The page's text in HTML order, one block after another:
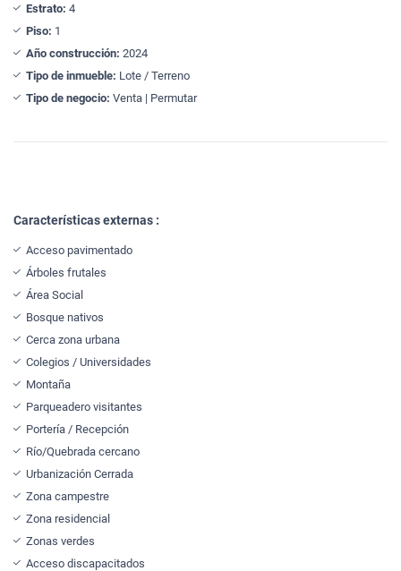
Estrato: 4
Piso: 1
Año construcción: 2024
Tipo de inmueble: Lote / Terreno
Tipo de negocio: Venta | Permutar
Características externas :
Acceso pavimentado
Árboles frutales
Área Social
Bosque nativos
Cerca zona urbana
Colegios / Universidades
Montaña
Parqueadero visitantes
Portería / Recepción
Río/Quebrada cercano
Urbanización Cerrada
Zona campestre
Zona residencial
Zonas verdes
Acceso discapacitados